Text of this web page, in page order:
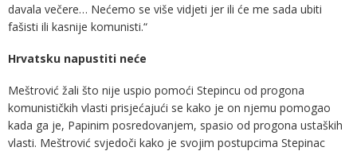
davala večere… Nećemo se više vidjeti jer ili će me sada ubiti
fašisti ili kasnije komunisti.“
Hrvatsku napustiti neće
Meštrović žali što nije uspio pomoći Stepincu od progona
komunističkih vlasti prisjećajući se kako je on njemu pomogao
kada ga je, Papinim posredovanjem, spasio od progona ustaških
vlasti. Meštrović svjedoči kako je svojim postupcima Stepinac